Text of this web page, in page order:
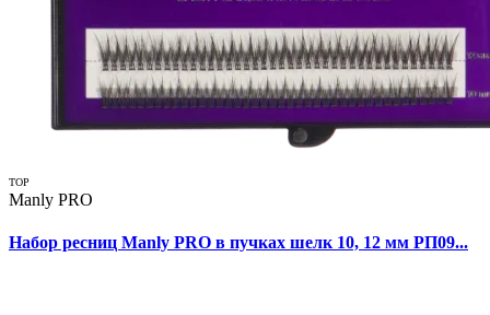
TOP
Manly PRO
Набор ресниц Manly PRO в пучках шелк 10, 12 мм РП09...